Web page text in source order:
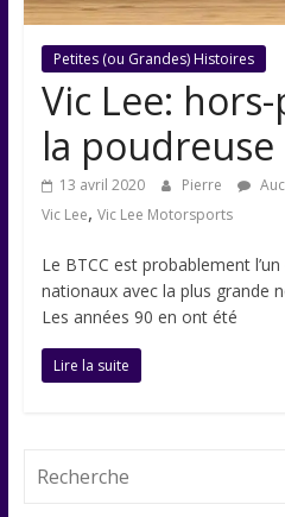
Petites (ou Grandes) Histoires
Vic Lee:
la poudreuse
13 avril 2020 Pierre
Vic Lee, Vic Lee Motorsports
Le BTCC est probablement
nationaux avec la plus grande
Les années 90 en ont été
Lire la suite